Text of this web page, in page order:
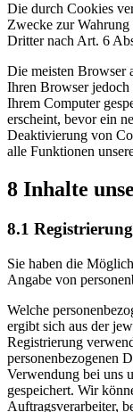
Die durch Cookies
Zwecke zur Wahrung
Dritter nach Art. 6
Die meisten Browser
Ihren Browser
Ihrem Computer
erscheint, bevor ein
Deaktivierung von
alle Funktionen
8 Inhalte
8.1
Sie haben die
Angabe von
Welche
ergibt sich aus der
Registrierung
personenbezogenen
Verwendung bei uns
gespeichert. Wir
Auftragsverarbeiter,